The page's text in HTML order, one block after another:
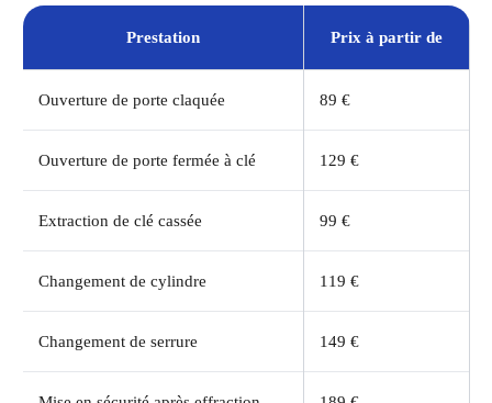
Prestation Prix à partir de
Ouverture de porte claquée 89 €
Ouverture de porte fermée à clé 129 €
Extraction de clé cassée 99 €
Changement de cylindre 119 €
Changement de serrure 149 €